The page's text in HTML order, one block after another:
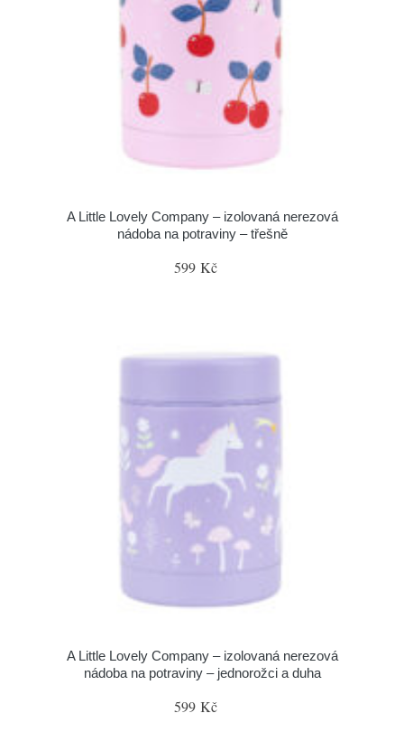
A Little Lovely Company – izolovaná nerezová
nádoba na potraviny – třešně
599 Kč
A Little Lovely Company – izolovaná nerezová
nádoba na potraviny – jednorožci a duha
599 Kč